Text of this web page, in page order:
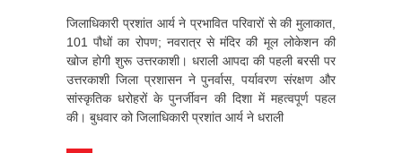
जिलाधिकारी प्रशांत आर्य ने प्रभावित परिवारों से की मुलाकात,
101 पौधों का रोपण; नवरात्र से मंदिर की मूल लोकेशन की
खोज होगी शुरू उत्तरकाशी। धराली आपदा की पहली बरसी पर
उत्तरकाशी जिला प्रशासन ने पुनर्वास, पर्यावरण संरक्षण और
सांस्कृतिक धरोहरों के पुनर्जीवन की दिशा में महत्वपूर्ण पहल
की। बुधवार को जिलाधिकारी प्रशांत आर्य ने धराली